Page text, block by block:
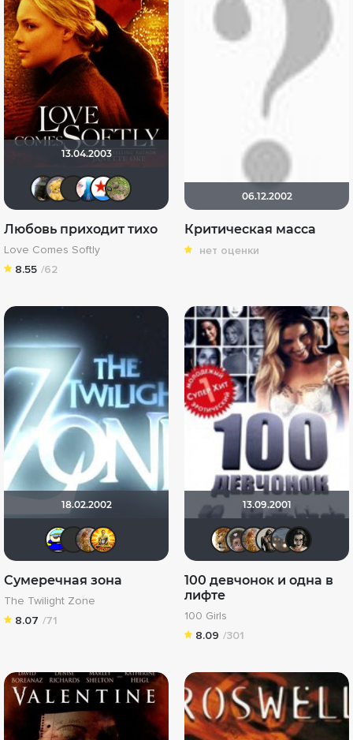
13.04.2003
mreiАлина28Maleva55
Klepo4ka
Игорь Белов
xelga7421
Любовь приходит тихо
Love Comes Softly
8.55 /62
06.12.2002
Критическая масса
нет оценки
18.02.2002
:) да прибудет Свет !
Сумеречная зона
The Twilight Zone
8.07 /71
13.09.2001
murik147
Калура
100 девчонок и одна в
лифте
100 Girls
8.09 /301